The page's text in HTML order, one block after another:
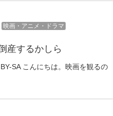
映画・アニメ・ドラマ
産するかしら
SA こんにちは。映画を観るの